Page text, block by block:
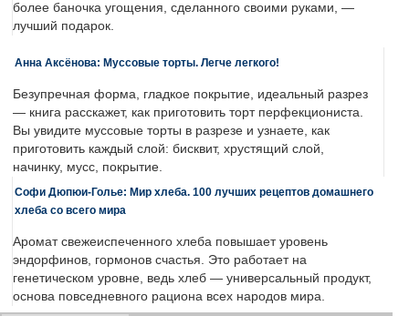
более баночка угощения, сделанного своими руками, —
лучший подарок.
Анна Аксёнова: Муссовые торты. Легче легкого!
Безупречная форма, гладкое покрытие, идеальный разрез
— книга расскажет, как приготовить торт перфекциониста.
Вы увидите муссовые торты в разрезе и узнаете, как
приготовить каждый слой: бисквит, хрустящий слой,
начинку, мусс, покрытие.
Софи Дюпюи-Голье: Мир хлеба. 100 лучших рецептов домашнего
хлеба со всего мира
Аромат свежеиспеченного хлеба повышает уровень
эндорфинов, гормонов счастья. Это работает на
генетическом уровне, ведь хлеб — универсальный продукт,
основа повседневного рациона всех народов мира.